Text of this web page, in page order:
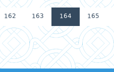
162 163 164 165